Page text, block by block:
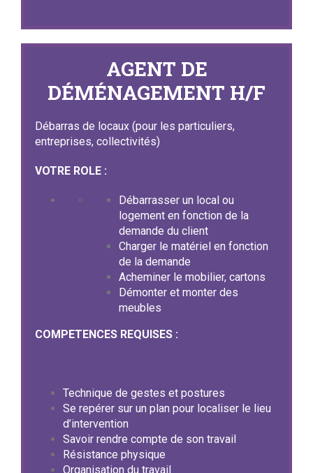
AGENT DE
DÉMÉNAGEMENT H/F
Débarras de locaux (pour les particuliers,
entreprises, collectivités)
VOTRE ROLE :
Débarrasser un local ou
logement en fonction de la
demande du client
Charger le matériel en fonction
de la demande
Acheminer le mobilier, cartons
Démonter et monter des
meubles
COMPETENCES REQUISES :
Technique de gestes et postures
Se repérer sur un plan pour localiser le lieu
d’intervention
Savoir rendre compte de son travail
Résistance physique
Organisation du travail